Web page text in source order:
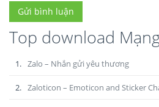
Top download
1. Zalo – Nhắn gửi yêu thương
2. Zaloticon – Emoticon and Sticker